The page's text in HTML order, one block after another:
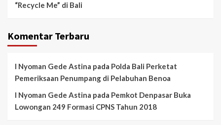
“Recycle Me” di Bali
Komentar Terbaru
I Nyoman Gede Astina pada Polda Bali Perketat
Pemeriksaan Penumpang di Pelabuhan Benoa
I Nyoman Gede Astina pada Pemkot Denpasar Buka
Lowongan 249 Formasi CPNS Tahun 2018